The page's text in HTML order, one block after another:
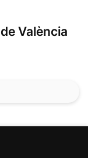
València